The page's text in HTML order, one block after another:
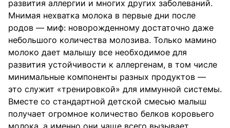
развития аллергии и многих других заболеваний.
Мнимая нехватка молока в первые дни после
родов — миф: новорожденному достаточно даже
небольшого количества молозива. Только мамино
молоко дает малышу все необходимое для
развития устойчивости к аллергенам, в том числе
минимальные компоненты разных продуктов —
это служит «тренировкой» для иммунной системы.
Вместе со стандартной детской смесью малыш
получает огромное количество белков коровьего